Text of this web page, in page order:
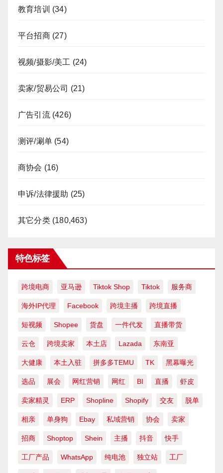
教育培训 (34)
平台招商(27)
视频/摄影/美工 (24)
卖家/贸易公司 (21)
广告引流(426)
测评/涮单 (54)
商协会 (16)
申诉/法律援助 (25)
其它分类(180,463)
特色标签
跨境电商 亚马逊 Tiktok Shop Tiktok 服务商
海外IP代理 Facebook 跨境主播 跨境直播
短视频 Shopee 货盘 一件代发 直播带货
云仓 跨境卖家 本土店 Lazada 东南亚
大健康 本土入驻 拼多多TEMU TK 黑幕曝光
选品 展会 网红营销 网红 BI 直播 虾皮
卖家精灵 ERP Shopline Shopify 交友 脱单
相亲 单身狗 Ebay 私域营销 协会 卖家
招商 Shoptop Shein 主播 抖音 快手
工厂产品 WhatsApp 纯电池 独立站 工厂